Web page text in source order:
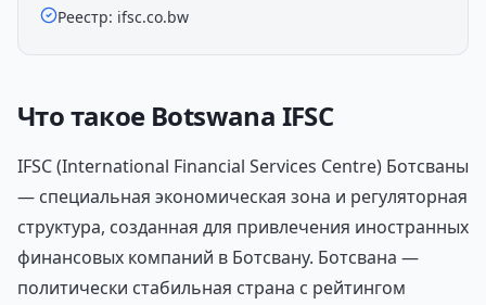
Реестр: ifsc.co.bw
Что такое Botswana IFSC
IFSC (International Financial Services Centre) Ботсваны
— специальная экономическая зона и регуляторная
структура, созданная для привлечения иностранных
финансовых компаний в Ботсвану. Ботсвана —
политически стабильная страна с рейтингом